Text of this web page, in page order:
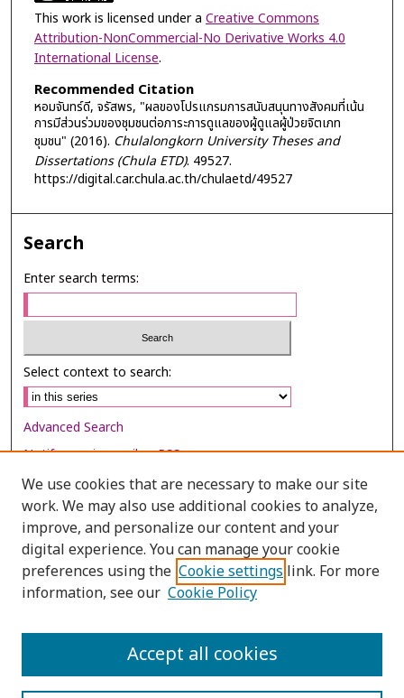
This work is licensed under a Creative Commons
Attribution-NonCommercial-No Derivative Works 4.0
International License.
Recommended Citation
หอมจันทร์ดี, จรัสพร, "ผลของโปรแกรมการสนับสนุนทางสังคมที่เน้น
การมีส่วนร่วมของชุมชนต่อภาระการดูแลของผู้ดูแลผู้ป่วยจิตเภท
ชุมชน" (2016). Chulalongkorn University Theses and
Dissertations (Chula ETD). 49527.
https://digital.car.chula.ac.th/chulaetd/49527
Search
Enter search terms:
Select context to search:
Advanced Search
Notify me via email orRSS
Browse
Collections
Disciplines
Authors
We use cookies that are necessary to make our site
work. We may also use additional cookies to analyze,
improve, and personalize our content and your
digital experience. You can manage your cookie
preferences using the Cookie settings link. For more
information, see our Cookie Policy
Accept all cookies